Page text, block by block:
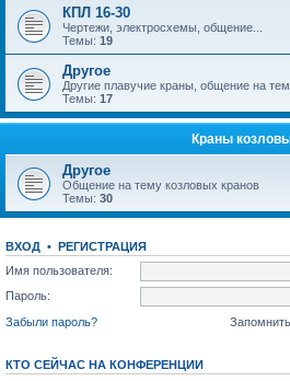
КПЛ 16-30
Чертежи, электросхемы, общение...
Темы: 19
Другое
Другие плавучие краны, общение на
Темы: 17
Краны
Другое
Общение на тему козловых кранов
Темы: 30
ВХОД • РЕГИСТРАЦИЯ
Имя пользователя:
Пароль:
Забыли пароль?
КТО СЕЙЧАС НА КОНФЕРЕНЦИИ